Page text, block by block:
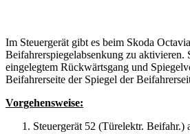
Im Steuergerät gibt es beim Skoda
Beifahrerspiegelabsenkung zu aktivieren.
eingelegtem Rückwärtsgang und
Beifahrerseite der Spiegel der
Vorgehensweise:
Steuergerät 52 (Türelektr. Beifahr.)